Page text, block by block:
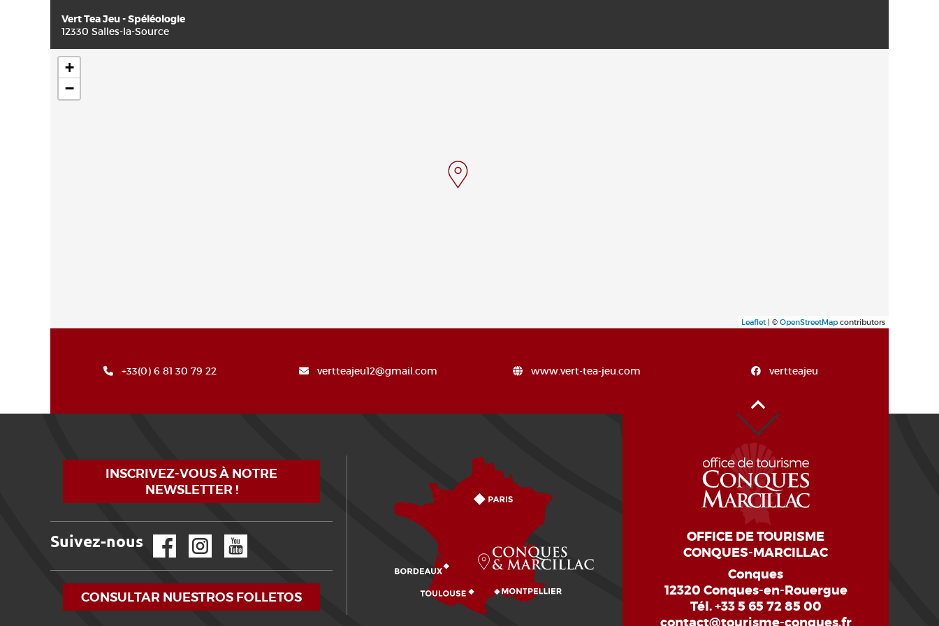
Vert Tea Jeu - Spéléologie
12330 Salles-la-Source
+
−
Leaflet| © OpenStreetMap contributors
+33(0) 6 81 30 79 22 vertteajeu12@gmail.com www.vert-tea-jeu.com vertteajeu
INSCRIVEZ-VOUS À NOTRE
NEWSLETTER !
Suivez-nous
CONSULTAR NUESTROS FOLLETOS
OFFICE DE TOURISME
CONQUES-MARCILLAC
Conques
12320 Conques-en-Rouergue
Tél.+33 5 65 72 85 00
contact@tourisme-conques.fr